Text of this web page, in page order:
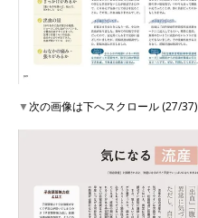
▼次の画像は下へスクロール (27/37)